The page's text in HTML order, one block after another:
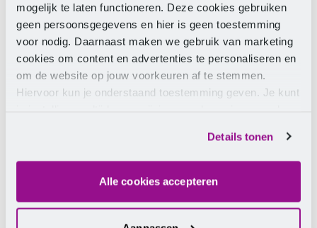
mogelijk te laten functioneren. Deze cookies gebruiken
geen persoonsgegevens en hier is geen toestemming
voor nodig. Daarnaast maken we gebruik van marketing
cookies om content en advertenties te personaliseren en
om de website op jouw voorkeuren af te stemmen.
Hiervoor kun je onderstaand toestemming geven. Je kunt
Details tonen
Alle cookies accepteren
Na het ophalen van alle informatie, bekijken we alle
antwoorden. Daarbij worden we geholpen door een
onafhankelijk onderzoeksbureau (KIEN). Als alles
gebundeld is maken we op basis hiervan de inzet.
Hierin staat een overzicht van punten die we willen
veranderen in de cao. Dit bespreken we met de
zijn van De Horecabond. Zij stemmen wel of niet in
Als dat klaar is, gaan we in gesprek met de
werkgevers. Het duurt dus even voor we alle